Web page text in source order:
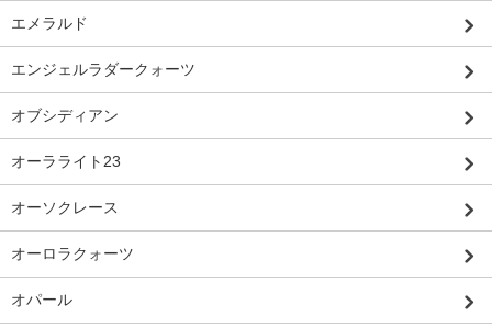
エメラルド
エンジェルラダークォーツ
オブシディアン
オーラライト23
オーソクレース
オーロラクォーツ
オパール